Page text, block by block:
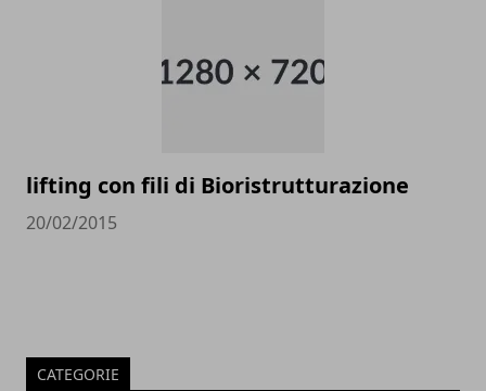
lifting con fili di Bioristrutturazione
20/02/2015
CATEGORIE